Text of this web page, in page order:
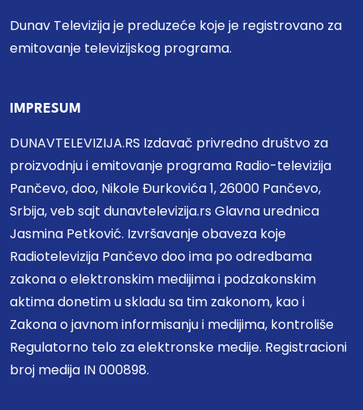
Dunav Televizija je preduzeće koje je registrovano za
emitovanje televizijskog programa.
IMPRESUM
DUNAVTELEVIZIJA.RS Izdavač privredno društvo za
proizvodnju i emitovanje programa Radio-televizija
Pančevo, doo, Nikole Đurkovića 1, 26000 Pančevo,
Srbija, veb sajt dunavtelevizija.rs Glavna urednica
Jasmina Petković. Izvršavanje obaveza koje
Radiotelevizija Pančevo doo ima po odredbama
zakona o elektronskim medijima i podzakonskim
aktima donetim u skladu sa tim zakonom, kao i
Zakona o javnom informisanju i medijima, kontroliše
Regulatorno telo za elektronske medije. Registracioni
broj medija IN 000898.